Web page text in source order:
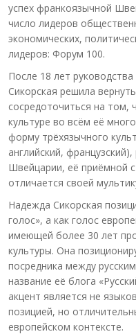
успех франкоязычной
число лидеров
экономических,
лидеров: Форум 100.
После 18 лет
Сикорская решила
сосредоточиться на том,
культуре во всём её
форму трёхязычного
английский,
Швейцарии, её приёмной
отличается своей
Надежда Сикорская
голос», а как голос
имеющей более 30 лет
культуры. Она
посредника между
название её блога
акцент является не
позицией, но
европейском контексте.